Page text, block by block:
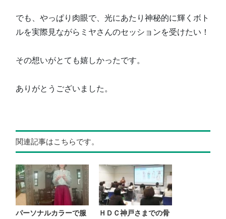
でも、やっぱり肉眼で、光にあたり神秘的に輝くボト
ルを実際見ながらミヤさんのセッションを受けたい！
その想いがとても嬉しかったです。
ありがとうございました。
関連記事はこちらです。
パーソナルカラーで服
ＨＤＣ神戸さまでの骨